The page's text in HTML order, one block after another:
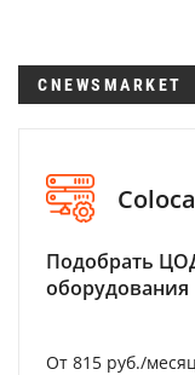
CNEWSMARKET
Подобрать
оборудования
От 815 руб./